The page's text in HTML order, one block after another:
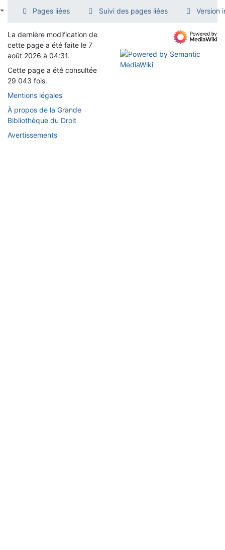
Pages liées Suivi des pages liées Version
La dernière modification de
cette page a été faite le 7
août 2026 à 04:31.
Cette page a été consultée
29 043 fois.
Mentions légales
À propos de la Grande
Bibliothèque du Droit
Avertissements